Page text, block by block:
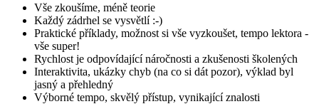
Vše zkoušíme, méně teorie
Každý zádrhel se vysvětlí :-)
Praktické příklady, možnost si vše vyzkoušet, tempo lektora -
vše super!
Rychlost je odpovídající náročnosti a zkušenosti školených
Interaktivita, ukázky chyb (na co si dát pozor), výklad byl
jasný a přehledný
Výborné tempo, skvělý přístup, vynikající znalosti